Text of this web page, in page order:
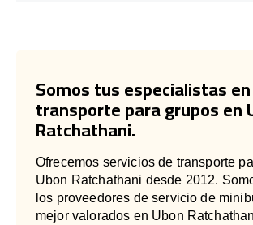
Somos tus especialistas en
transporte para grupos en
Ratchathani.
Ofrecemos servicios de transporte
Ubon Ratchathani desde 2012.
los proveedores de servicio de
mejor valorados en Ubon